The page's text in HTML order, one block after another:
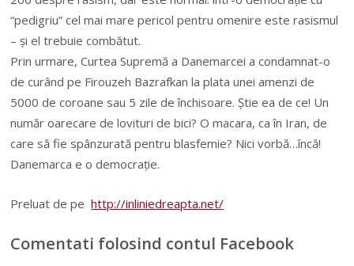
“pedigriu” cel mai mare pericol pentru omenire este rasismul
– și el trebuie combătut.
Prin urmare, Curtea Supremă a Danemarcei a condamnat-o
de curând pe Firouzeh Bazrafkan la plata unei amenzi de
5000 de coroane sau 5 zile de închisoare. Știe ea de ce! Un
număr oarecare de lovituri de bici? O macara, ca în Iran, de
care să fie spânzurată pentru blasfemie? Nici vorbă…încă!
Danemarca e o democrație.
Preluat de pehttp://inliniedreapta.net/
Comentati folosind contul Facebook